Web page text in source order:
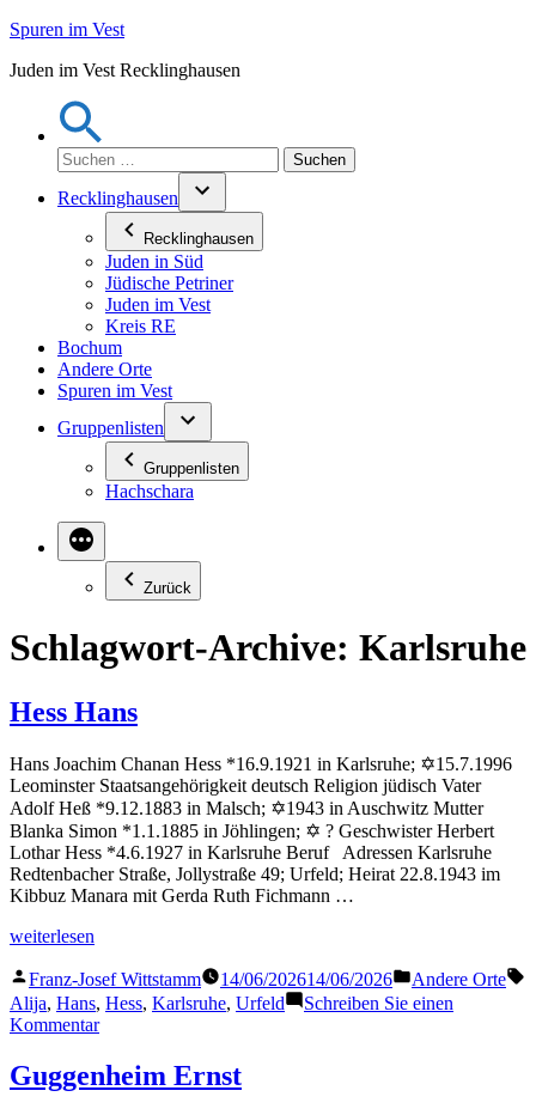
Zum
springen
Spuren im Vest
Juden im Vest Recklinghausen
Suchen
nach:
Recklinghausen
Recklinghausen
Juden in Süd
Jüdische Petriner
Juden im Vest
Kreis RE
Bochum
Andere Orte
Spuren im Vest
Gruppenlisten
Gruppenlisten
Hachschara
Zurück
Schlagwort-Archive: Karlsruhe
Hess Hans
Hans Joachim Chanan Hess *16.9.1921 in Karlsruhe; ✡15.7.1996
Leominster Staatsangehörigkeit deutsch Religion jüdisch Vater
Adolf Heß *9.12.1883 in Malsch; ✡1943 in Auschwitz Mutter
Blanka Simon *1.1.1885 in Jöhlingen; ✡ ? Geschwister Herbert
Lothar Hess *4.6.1927 in Karlsruhe Beruf Adressen Karlsruhe
Redtenbacher Straße, Jollystraße 49; Urfeld; Heirat 22.8.1943 im
Kibbuz Manara mit Gerda Ruth Fichmann …
„Hess
weiterlesen
Veröffentlicht
von
Franz-Josef Wittstamm 14/06/202614/06/2026
Veröffentlicht
in
Andere Orte
Alija, Hans, Hess, Karlsruhe, Urfeld
Schreiben Sie einen
Kommentarzu
Hans
Guggenheim Ernst